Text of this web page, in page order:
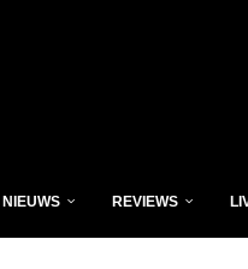
NIEUWS REVIEWS